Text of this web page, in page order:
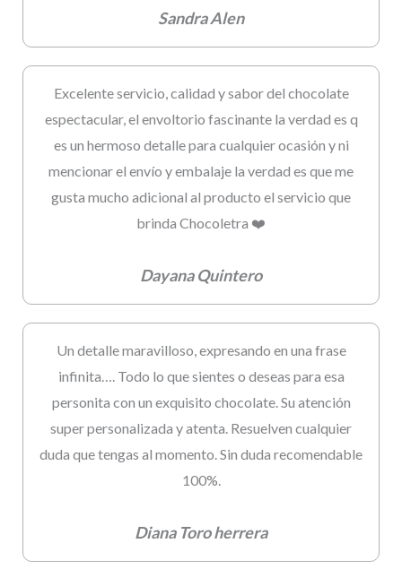
Sandra Alen
Excelente servicio, calidad y sabor del chocolate
espectacular, el envoltorio fascinante la verdad es q
es un hermoso detalle para cualquier ocasión y ni
mencionar el envío y embalaje la verdad es que me
gusta mucho adicional al producto el servicio que
brinda Chocoletra ❤️
Dayana Quintero
Un detalle maravilloso, expresando en una frase
infinita…. Todo lo que sientes o deseas para esa
personita con un exquisito chocolate. Su atención
super personalizada y atenta. Resuelven cualquier
duda que tengas al momento. Sin duda recomendable
100%.
Diana Toro herrera